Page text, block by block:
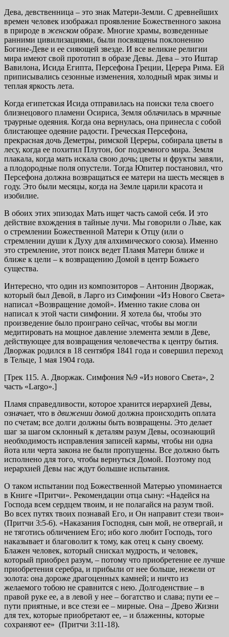
Дева, девственница – это знак Матери-Земли. С древнейших
времен человек изображал проявление Божественного закона
в природе в женском образе. Многие храмы, возведенные
ранними цивилизациями, были посвящены поклонению
Богине-Деве и ее сияющей звезде. И все великие религии
мира имеют свой прототип в образе Девы. Дева – это Иштар
Вавилона, Исида Египта, Персефона Греции, Церера Рима. Ей
приписывались сезонные изменения, холодный мрак зимы и
теплая яркость лета.
Когда египетская Исида отправилась на поиски тела своего
близнецового пламени Осириса, Земля облачилась в мрачные
траурные одеяния. Когда она вернулась, она принесла с собой
блистающее одеяние радости. Греческая Персефона,
прекрасная дочь Деметры, римской Цереры, собирала цветы в
лесу, когда ее похитил Плутон, бог подземного мира. Земля
плакала, когда мать искала свою дочь; цветы и фрукты завяли,
а плодородные поля опустели. Тогда Юпитер постановил, что
Персефона должна возвращаться ее матери на шесть месяцев в
году. Это были месяцы, когда на Земле царили красота и
изобилие.
В обоих этих эпизодах Мать ищет часть самой себя. И это
действие вхождения в тайные лучи. Мы говорили о Льве, как
о стремлении Божественной Матери к Отцу (или о
стремлении души к Духу для алхимического союза). Именно
это стремление, этот поиск ведет Пламя Матери ближе и
ближе к цели – к возвращению Домой в центр Божьего
существа.
Интересно, что один из композиторов – Антонин Дворжак,
который был Девой, в Ларго из Симфонии «Из Нового Света»
написал «Возвращение домой». Именно такие слова он
написал к этой части симфонии. Я хотела бы, чтобы это
произведение было проиграно сейчас, чтобы вы могли
медитировать на мощное давление элемента земли в Деве,
действующее для возвращения человечества к центру бытия.
Дворжак родился в 18 сентября 1841 года и совершил переход
в Тельце, 1 мая 1904 года.
[Трек 115. А. Дворжак. Симфония №9 «Из нового Света», 2
часть «Largo».]
Пламя справедливости, которое хранится иерархией Девы,
означает, что в движении домой должна происходить оплата
по счетам; все долги должны быть возвращены. Это делает
шаг за шагом склонный к деталям разум Девы, осознающий
необходимость исправления записей кармы, чтобы ни одна
йота или черта закона не были пропущены. Все должно быть
исполнено для того, чтобы вернуться Домой. Поэтому под
иерархией Девы нас ждут большие испытания.
О таком испытании под Божественной Матерью упоминается
в Книге «Притчи». Рекомендации отца сыну: «Надейся на
Господа всем сердцем твоим, и не полагайся на разум твой.
Во всех путях твоих познавай Его, и Он направит стези твои»
(Притчи 3:5-6). «Наказания Господня, сын мой, не отвергай, и
не тяготись обличением Его; ибо кого любит Господь, того
наказывает и благоволит к тому, как отец к сыну своему.
Блажен человек, который снискал мудрость, и человек,
который приобрел разум, – потому что приобретение ее лучше
приобретения серебра, и прибыли от нее больше, нежели от
золота: она дороже драгоценных камней; и ничто из
желаемого тобою не сравнится с нею. Долгоденствие – в
правой руке ее, а в левой у нее – богатство и слава; пути ее –
пути приятные, и все стези ее – мирные. Она – Древо Жизни
для тех, которые приобретают ее, – и блаженны, которые
сохраняют ее» (Притчи 3:11-18).